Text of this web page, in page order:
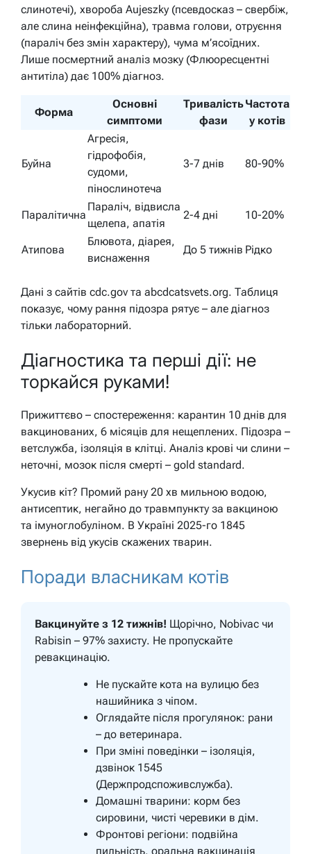
слинотечі), хвороба Aujeszky (псевдосказ – свербіж,
але слина неінфекційна), травма голови, отруєння
(параліч без змін характеру), чума м’ясоїдних.
Лише посмертний аналіз мозку (Флюоресцентні
антитіла) дає 100% діагноз.
Форма
Основні
симптоми
Тривалість
фази
Частота
у котів
Буйна
Агресія,
гідрофобія,
судоми,
пінослинотеча
3-7 днів 80-90%
Паралітична
Параліч, відвисла
щелепа, апатія
2-4 дні 10-20%
Атипова
Блювота, діарея,
виснаження
До 5 тижнів Рідко
Дані з сайтів cdc.gov та abcdcatsvets.org. Таблиця
показує, чому рання підозра рятує – але діагноз
тільки лабораторний.
Діагностика та перші дії: не
торкайся руками!
Прижиттєво – спостереження: карантин 10 днів для
вакцинованих, 6 місяців для нещеплених. Підозра –
ветслужба, ізоляція в клітці. Аналіз крові чи слини –
неточні, мозок після смерті – gold standard.
Укусив кіт? Промий рану 20 хв мильною водою,
антисептик, негайно до травмпункту за вакциною
та імуноглобуліном. В Україні 2025-го 1845
звернень від укусів скажених тварин.
Поради власникам котів
Вакцинуйте з 12 тижнів! Щорічно, Nobivac чи
Rabisin – 97% захисту. Не пропускайте
ревакцинацію.
Не пускайте кота на вулицю без
нашийника з чіпом.
Оглядайте після прогулянок: рани
– до ветеринара.
При зміні поведінки – ізоляція,
дзвінок 1545
(Держпродспоживслужба).
Домашні тварини: корм без
сировини, чисті черевики в дім.
Фронтові регіони: подвійна
пильність, оральна вакцинація